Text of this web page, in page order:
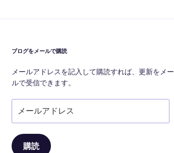
シ
ョ
ン
ブログをメールで購読
メールアドレスを記入して購読すれば、更新をメー
ルで受信できます。
ア
ド
購読